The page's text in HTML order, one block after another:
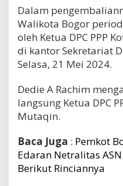
Dalam
Walikota Bogor
oleh Ketua DPC PPP
di kantor Sekretariat
Selasa, 21 Mei 2024.
Dedie A Rachim
langsung Ketua DPC
Mutaqin.
Baca Juga : Pemkot
Edaran Netralitas
Berikut Rinciannya